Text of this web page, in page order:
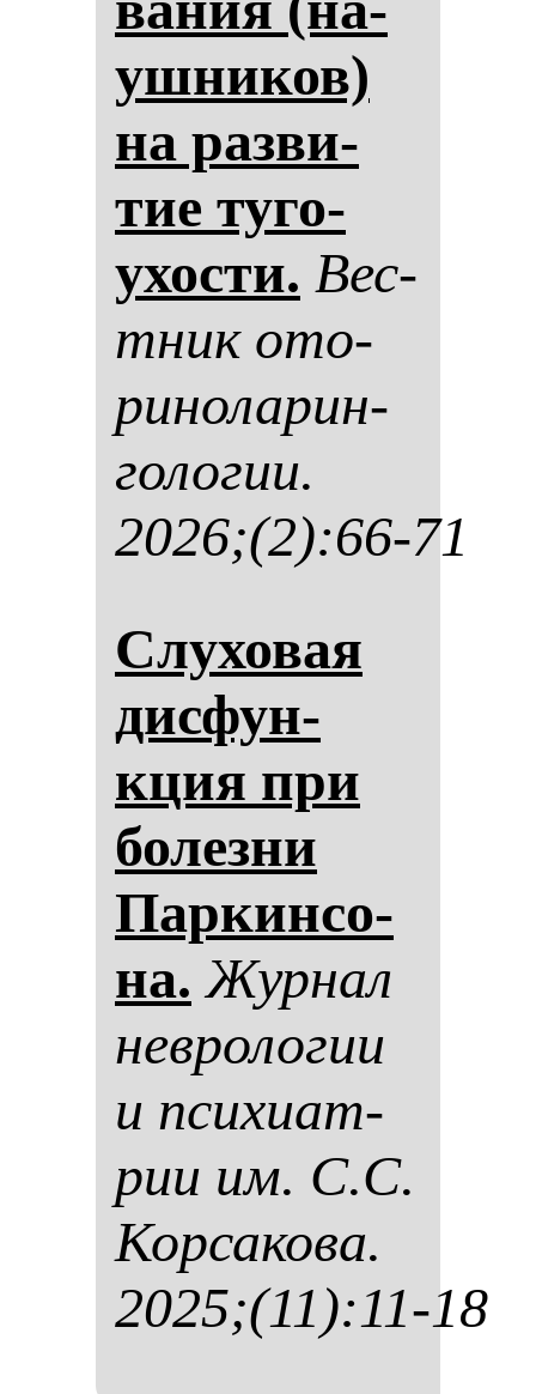
уш­ни­ков)
на раз­ви­
тие ту­го­
ухос­ти. Вес­
тник ото­
ри­но­ла­рин­
го­ло­гии.
2026;(2):66-71
Слу­хо­вая
дис­фун­
кция при
бо­лез­ни
Пар­кин­со­
на. Жур­нал
нев­ро­ло­гии
и пси­хи­ат­
рии им. С.С.
Кор­са­ко­ва.
2025;(11):11-18